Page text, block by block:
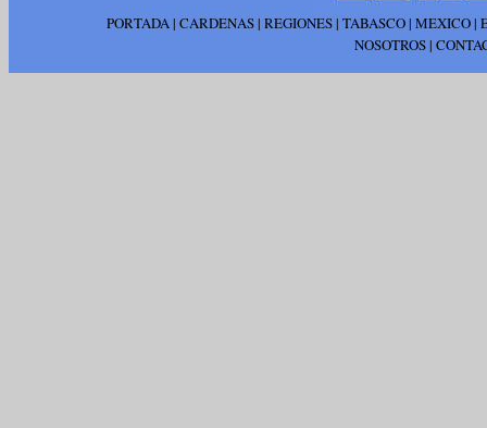
PORTADA| CARDENAS| REGIONES| TABASCO| MEXICO|
NOSOTROS|